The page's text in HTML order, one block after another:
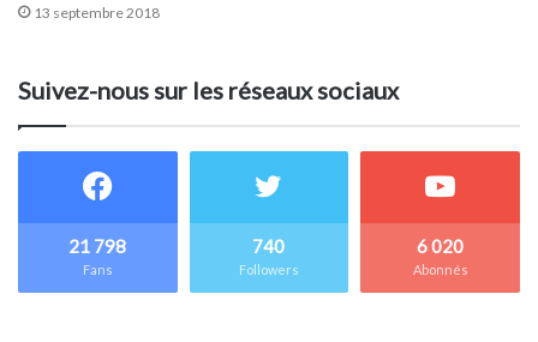
13 septembre 2018
Suivez-nous sur les réseaux sociaux
21 798
Fans
740
Followers
6 020
Abonnés